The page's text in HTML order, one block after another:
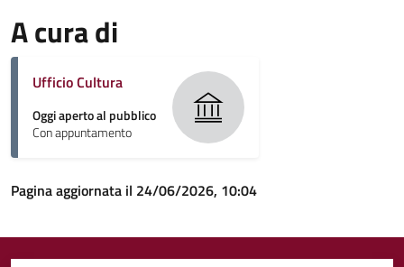
A cura di
Ufficio Cultura
Oggi aperto al pubblico
Con appuntamento
Pagina aggiornata il 24/06/2026, 10:04